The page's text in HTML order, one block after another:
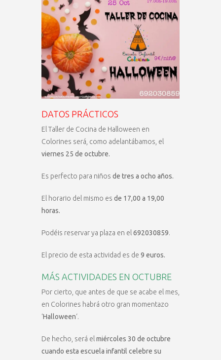
DATOS PRÁCTICOS
El Taller de Cocina de Halloween en
Colorines será, como adelantábamos, el
viernes 25 de octubre.
Es perfecto para niños de tres a ocho años.
El horario del mismo es de 17,00 a 19,00
horas.
Podéis reservar ya plaza en el692030859.
El precio de esta actividad es de 9 euros.
MÁS ACTIVIDADES EN OCTUBRE
Por cierto, que antes de que se acabe el mes,
en Colorines habrá otro gran momentazo
‘Halloween‘.
De hecho, será elmiércoles 30 de octubre
cuando esta escuela infantil celebre su